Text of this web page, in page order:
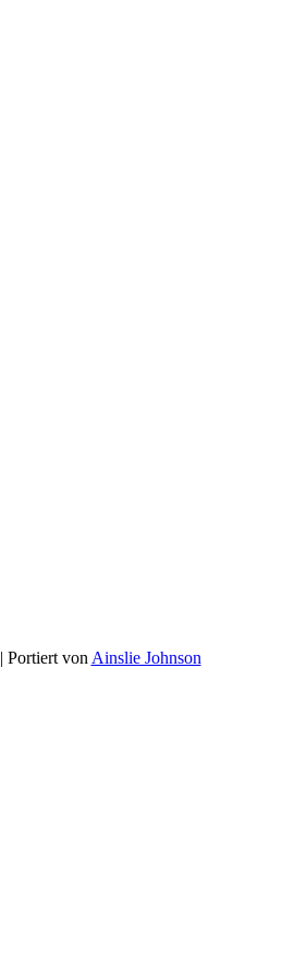
| Portiert von Ainslie Johnson